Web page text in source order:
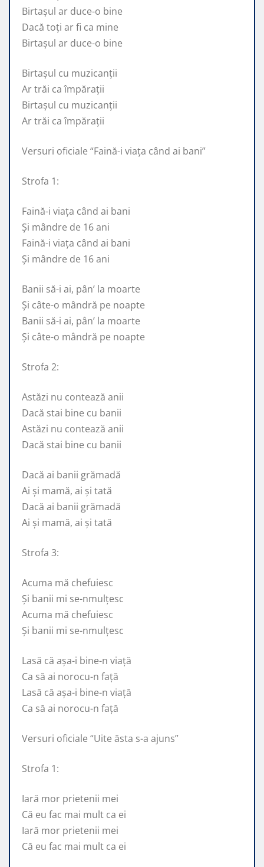
Birtașul ar duce-o bine
Dacă toți ar fi ca mine
Birtașul ar duce-o bine
Birtașul cu muzicanții
Ar trăi ca împărații
Birtașul cu muzicanții
Ar trăi ca împărații
Versuri oficiale “Faină-i viața când ai bani”
Strofa 1:
Faină-i viața când ai bani
Și mândre de 16 ani
Faină-i viața când ai bani
Și mândre de 16 ani
Banii să-i ai, pân’ la moarte
Și câte-o mândră pe noapte
Banii să-i ai, pân’ la moarte
Și câte-o mândră pe noapte
Strofa 2:
Astăzi nu contează anii
Dacă stai bine cu banii
Astăzi nu contează anii
Dacă stai bine cu banii
Dacă ai banii grămadă
Ai și mamă, ai și tată
Dacă ai banii grămadă
Ai și mamă, ai și tată
Strofa 3:
Acuma mă chefuiesc
Și banii mi se-nmulțesc
Acuma mă chefuiesc
Și banii mi se-nmulțesc
Lasă că așa-i bine-n viață
Ca să ai norocu-n față
Lasă că așa-i bine-n viață
Ca să ai norocu-n față
Versuri oficiale “Uite ăsta s-a ajuns”
Strofa 1:
Iară mor prietenii mei
Că eu fac mai mult ca ei
Iară mor prietenii mei
Că eu fac mai mult ca ei